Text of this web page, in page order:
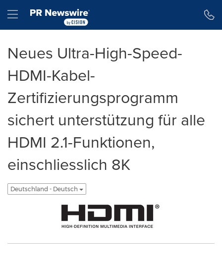
Hamburger menu
Neues Ultra-High-Speed-
HDMI-Kabel-
Zertifizierungsprogramm
sichert unterstützung für alle
HDMI 2.1-Funktionen,
einschliesslich 8K
Deutschland - Deutsch